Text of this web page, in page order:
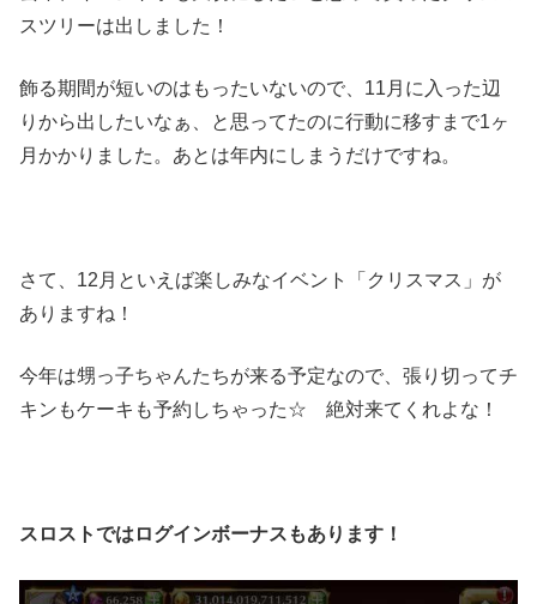
スツリーは出しました！
飾る期間が短いのはもったいないので、11月に入った辺
りから出したいなぁ、と思ってたのに行動に移すまで1ヶ
月かかりました。あとは年内にしまうだけですね。
さて、12月といえば楽しみなイベント「クリスマス」が
ありますね！
今年は甥っ子ちゃんたちが来る予定なので、張り切ってチ
キンもケーキも予約しちゃった☆ 絶対来てくれよな！
スロストではログインボーナスもあります！